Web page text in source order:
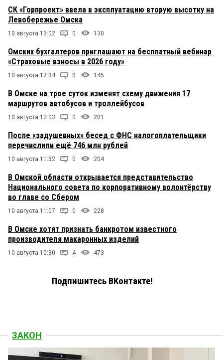
СК «Горпроект» ввела в эксплуатацию вторую высотку на
Левобережье Омска
10 августа 13:02 0 130
Омских бухгалтеров приглашают на бесплатный вебинар
«Страховые взносы в 2026 году»
10 августа 12:34 0 145
В Омске на трое суток изменят схему движения 17
маршрутов автобусов и троллейбусов
10 августа 12:03 0 201
После «задушевных» бесед с ФНС налогоплательщики
перечислили ещё 746 млн рублей
10 августа 11:32 0 204
В Омской области открывается представительство
Национального совета по корпоративному волонтёрству
во главе со Сбером
10 августа 11:07 0 228
В Омске хотят признать банкротом известного
производителя макаронных изделий
10 августа 10:30 4 473
Подпишитесь ВКонтакте!
ЗАКОН